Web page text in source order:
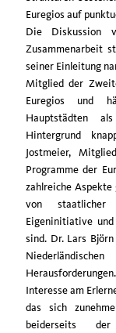
Euregios auf
Die Diskussion
Zusammenarbeit
seiner Einleitung
Mitglied der
Euregios und
Hauptstädten
Hintergrund
Jostmeier,
Programme der
zahlreiche
von staatlicher
Eigeninitiative und
sind. Dr. Lars
Interesse am
das sich
beiderseits